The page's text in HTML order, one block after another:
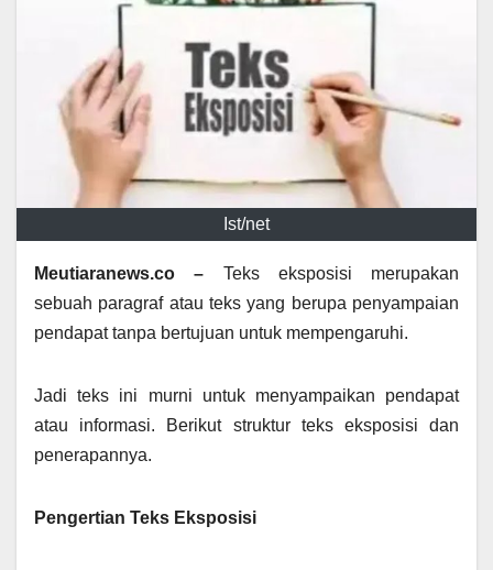
Ist/net
Meutiaranews.co – Teks eksposisi merupakan
sebuah paragraf atau teks yang berupa penyampaian
pendapat tanpa bertujuan untuk mempengaruhi.
Jadi teks ini murni untuk menyampaikan pendapat
atau informasi. Berikut struktur teks eksposisi dan
penerapannya.
Pengertian Teks Eksposisi